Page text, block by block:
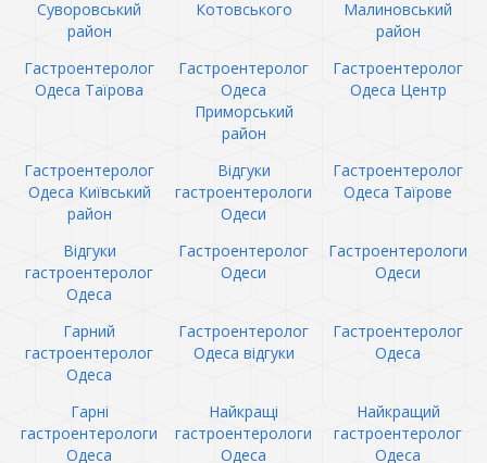
Суворовський
район
Котовського
Малиновський
район
Гастроентеролог
Одеса Таїрова
Гастроентеролог
Одеса
Приморський
район
Гастроентеролог
Одеса Центр
Гастроентеролог
Одеса Київський
район
Відгуки
гастроентерологи
Одеси
Гастроентеролог
Одеса Таїрове
Відгуки
гастроентеролог
Одеса
Гастроентеролог
Одеси
Гастроентерологи
Одеси
Гарний
гастроентеролог
Одеса
Гастроентеролог
Одеса відгуки
Гастроентеролог
Одеса
Гарні
гастроентерологи
Одеса
Найкращі
гастроентерологи
Одеса
Найкращий
гастроентеролог
Одеса